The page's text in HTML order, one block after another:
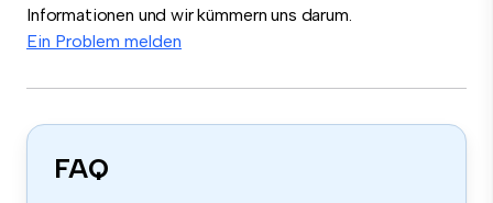
Informationen und wir kümmern uns darum.
Ein Problem melden
FAQ